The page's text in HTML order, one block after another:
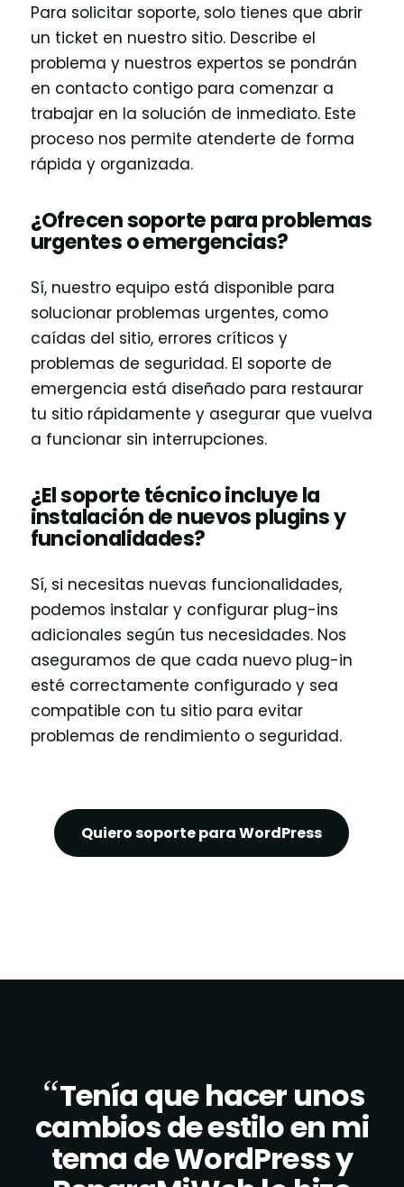
Para solicitar soporte, solo tienes que abrir
un ticket en nuestro sitio. Describe el
problema y nuestros expertos se pondrán
en contacto contigo para comenzar a
trabajar en la solución de inmediato. Este
proceso nos permite atenderte de forma
rápida y organizada.
¿Ofrecen soporte para problemas
urgentes o emergencias?
Sí, nuestro equipo está disponible para
solucionar problemas urgentes, como
caídas del sitio, errores críticos y
problemas de seguridad. El soporte de
emergencia está diseñado para restaurar
tu sitio rápidamente y asegurar que vuelva
a funcionar sin interrupciones.
¿El soporte técnico incluye la
instalación de nuevos plugins y
funcionalidades?
Sí, si necesitas nuevas funcionalidades,
podemos instalar y configurar plug-ins
adicionales según tus necesidades. Nos
aseguramos de que cada nuevo plug-in
esté correctamente configurado y sea
compatible con tu sitio para evitar
problemas de rendimiento o seguridad.
Quiero soporte para WordPress
“Tenía que hacer unos
cambios de estilo en mi
tema de WordPress y